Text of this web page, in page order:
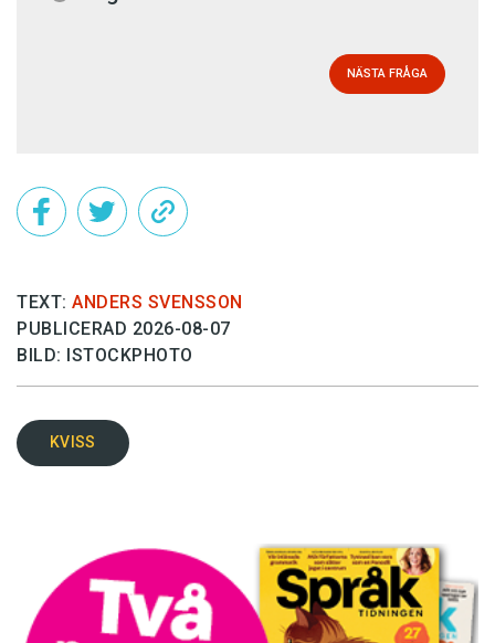
NÄSTA FRÅGA
TEXT: ANDERS SVENSSON
PUBLICERAD 2026-08-07
BILD: ISTOCKPHOTO
KVISS